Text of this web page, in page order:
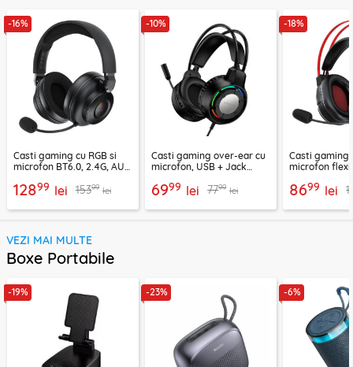
-16%
Casti gaming cu RGB si
microfon BT6.0, 2.4G, AUX
12899 lei 15399 lei
-10%
Casti gaming over-ear cu
microfon, USB + Jack
BO112
6999 lei 7799 lei
-18%
Casti gaming
microfon
8699 lei
VEZI MAI MULTE
Boxe Portabile
-19% -23% -6%